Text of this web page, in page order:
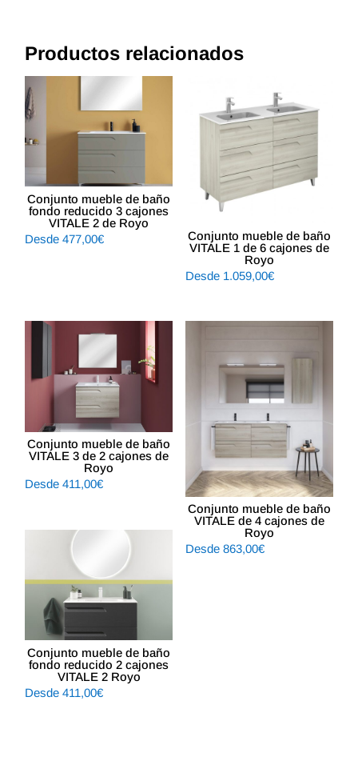
Productos relacionados
Conjunto mueble de baño
fondo reducido 3 cajones
VITALE 2 de Royo
Desde 477,00€
Conjunto mueble de baño
VITALE 1 de 6 cajones de
Royo
Desde 1.059,00€
Conjunto mueble de baño
VITALE 3 de 2 cajones de
Royo
Desde 411,00€
Conjunto mueble de baño
VITALE de 4 cajones de
Royo
Desde 863,00€
Conjunto mueble de baño
fondo reducido 2 cajones
VITALE 2 Royo
Desde 411,00€